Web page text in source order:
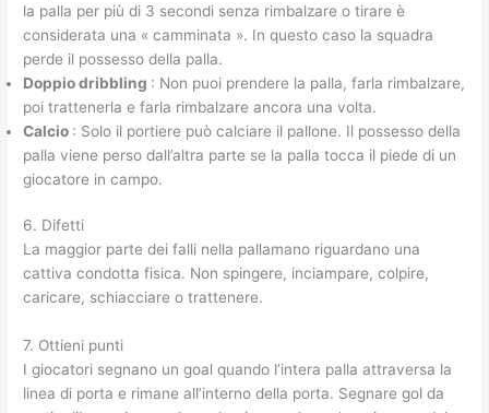
la palla per più di 3 secondi senza rimbalzare o tirare è
considerata una « camminata ». In questo caso la squadra
perde il possesso della palla.
Doppio dribbling : Non puoi prendere la palla, farla rimbalzare,
poi trattenerla e farla rimbalzare ancora una volta.
Calcio : Solo il portiere può calciare il pallone. Il possesso della
palla viene perso dall’altra parte se la palla tocca il piede di un
giocatore in campo.
6. Difetti
La maggior parte dei falli nella pallamano riguardano una
cattiva condotta fisica. Non spingere, inciampare, colpire,
caricare, schiacciare o trattenere.
7. Ottieni punti
I giocatori segnano un goal quando l’intera palla attraversa la
linea di porta e rimane all’interno della porta. Segnare gol da